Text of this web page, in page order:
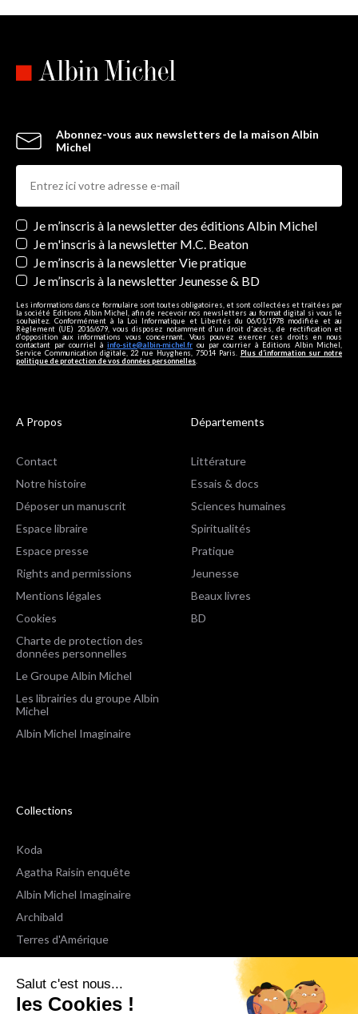
Salut c'est nous...
les Cookies !
Abonnez-vous aux newsletters de la maison Albin
Michel
Newsletters
Je m’inscris à la newsletter des éditions Albin Michel
Je m'inscris à la newsletter M.C. Beaton
Je m’inscris à la newsletter Vie pratique
Je m’inscris à la newsletter Jeunesse & BD
Les informations dans ce formulaire sont toutes obligatoires, et sont collectées et traitées par
la société Editions Albin Michel, afin de recevoir nos newsletters au format digital si vous le
souhaitez. Conformément à la Loi Informatique et Libertés du 06/01/1978 modifiée et au
Règlement (UE) 2016/679, vous disposez notamment d'un droit d'accès, de rectification et
d’opposition aux informations vous concernant. Vous pouvez exercer ces droits en nous
contactant par courriel à info-site@albin-michel.fr ou par courrier à Editions Albin Michel,
Service Communication digitale, 22 rue Huyghens, 75014 Paris. Plus d’information sur notre
politique de protection de vos données personnelles
A Propos
Contact
Notre histoire
Déposer un manuscrit
Espace libraire
Espace presse
Rights and permissions
Mentions légales
Cookies
Charte de protection des
données personnelles
Le Groupe Albin Michel
Les librairies du groupe Albin
Michel
Albin Michel Imaginaire
Départements
Littérature
Essais & docs
Sciences humaines
Spiritualités
Pratique
Jeunesse
Beaux livres
BD
Collections
Koda
Agatha Raisin enquête
Albin Michel Imaginaire
Archibald
Terres d'Amérique
Espaces Libres Poche
NOX
Wiz